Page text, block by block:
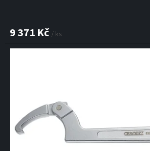
9 371 Kč / ks